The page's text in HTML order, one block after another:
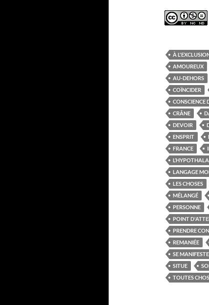
À
AMOUREUX
AU-DEHORS
COÏNCIDER
CONSCIENCE
CRÂNE
DEVOIR
ENSPRIT
FRANCE
LANGAGE
LES CHOSES
MÉLANGÉ
PERSONNE
POINT
PRENDRE
REMANIÉE
SE MANIFESTE
SITUE
TOUTES